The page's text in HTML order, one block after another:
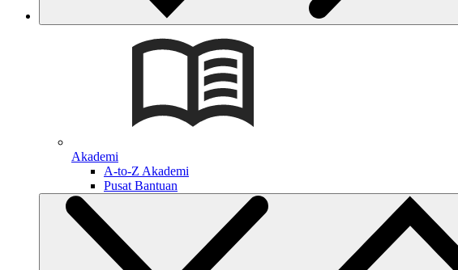
Akademi
A-to-Z Akademi
Pusat Bantuan